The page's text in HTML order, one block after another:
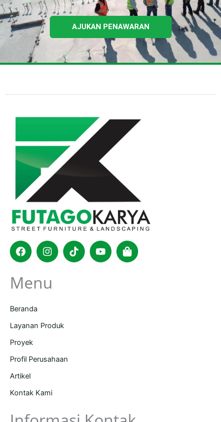
AJUKAN PENAWARAN
FacebookInstagram
TiktokYoutubeShopping-
bag
Menu
Beranda
Layanan Produk
Proyek
Profil Perusahaan
Artikel
Kontak Kami